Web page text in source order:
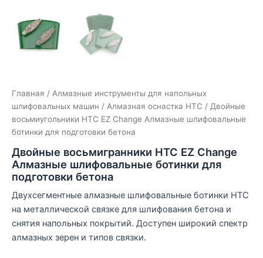
Главная / Алмазные инструменты для напольных
шлифовальных машин / Алмазная оснастка HTC / Двойные
восьмиугольники HTC EZ Change Алмазные шлифовальные
ботинки для подготовки бетона
Двойные восьмигранники HTC EZ Change
Алмазные шлифовальные ботинки для
подготовки бетона
Двухсегментные алмазные шлифовальные ботинки HTC
на металлической связке для шлифования бетона и
снятия напольных покрытий. Доступен широкий спектр
алмазных зерен и типов связки.